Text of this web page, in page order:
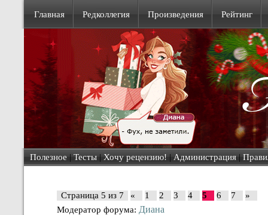
Главная Редколлегия Произведения Рейтинг
Полезное | Тесты | Хочу рецензию! | Администрация |
Страница 5 из 7 « 1 2 3 4 5 6 7
»
Модератор форума: Диана